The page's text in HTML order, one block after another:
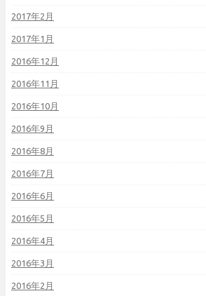
2017年2月
2017年1月
2016年12月
2016年11月
2016年10月
2016年9月
2016年8月
2016年7月
2016年6月
2016年5月
2016年4月
2016年3月
2016年2月